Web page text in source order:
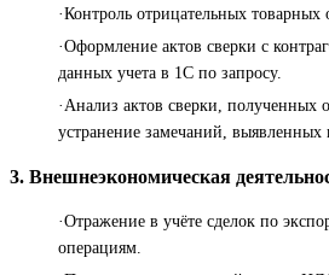
·Контроль отрицательных товарных
·Оформление актов сверки с
данных учета в 1С по запросу.
·Анализ актов сверки, полученных
устранение замечаний, выявленных
3. Внешнеэкономическая
·Отражение в учёте сделок по
операциям.